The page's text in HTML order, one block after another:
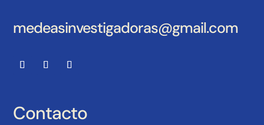
medeasinvestigadoras@gmail.com
Contacto